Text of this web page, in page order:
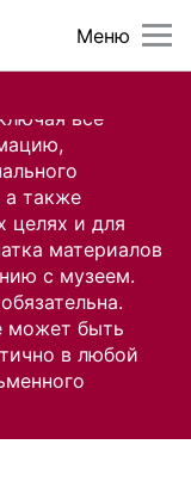
все
а также
целях и для
материалов
с музеем.
может быть
в любой
Меню